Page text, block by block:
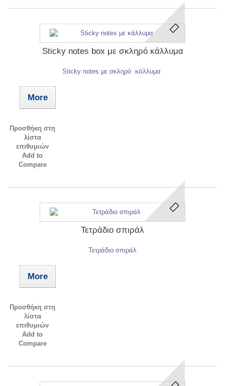
Sticky notes box με σκληρό κάλλυμα
Sticky notes με σκληρό κάλλυμα
More
Προσθήκη στη
λίστα
επιθυμιών
Add to
Compare
Τετράδιο σπιράλ
Τετράδιο σπιράλ
More
Προσθήκη στη
λίστα
επιθυμιών
Add to
Compare